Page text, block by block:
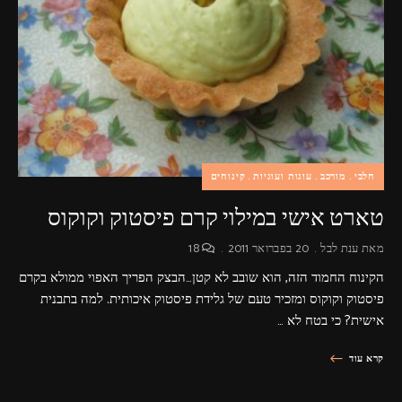
פרסומות,
מדיה
דיגיטלית
ועוד.
חלבי מורכב עוגות ועוגיות קינוחים
טארט אישי במילוי קרם פיסטוק וקוקוס
מאתענת לבל 20 בפברואר 2011 18
הקינוח החמוד הזה, הוא שובב לא קטן…הבצק הפריך האפוי ממולא בקרם
פיסטוק וקוקוס ומזכיר טעם של גלידת פיסטוק איכותית. למה בתבנית
אישית? כי בטח לא …
קרא עוד